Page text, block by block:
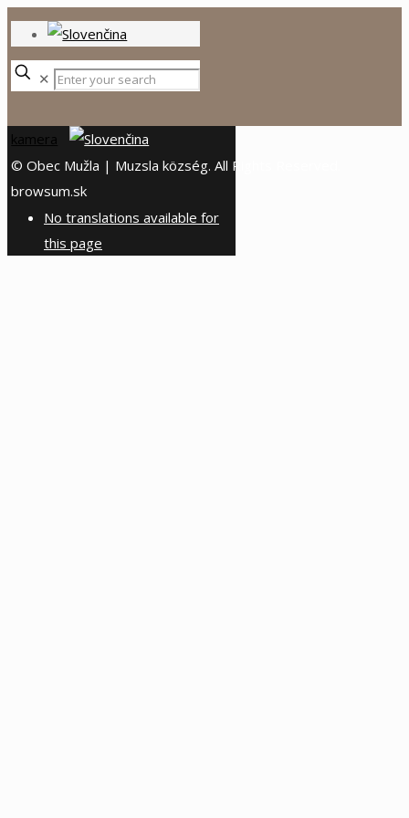
✕
kamera
© Obec Mužla | Muzsla község. All Rights Reserved.
browsum.sk
No translations available for
this page